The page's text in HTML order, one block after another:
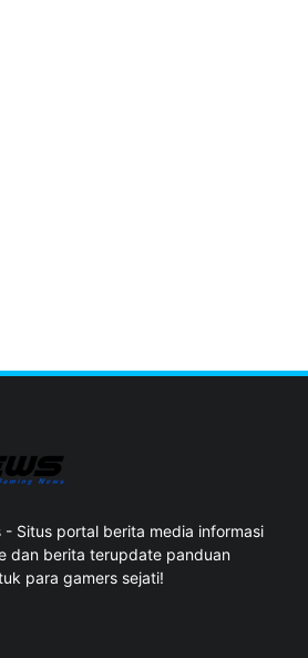
- Situs portal berita media informasi
dan berita terupdate panduan
para gamers sejati!